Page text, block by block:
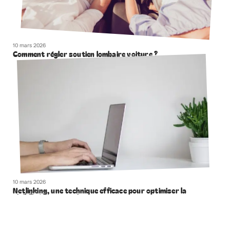
10 mars 2026
Comment régler soutien lombaire voiture ?
10 mars 2026
Netlinking, une technique efficace pour optimiser la
visibilité de votre site